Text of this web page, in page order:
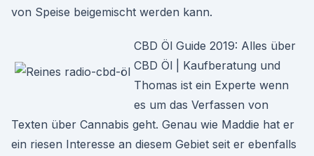
von Speise beigemischt werden kann.
CBD Öl Guide 2019: Alles über
CBD Öl | Kaufberatung und
Thomas ist ein Experte wenn
es um das Verfassen von
Texten über Cannabis geht. Genau wie Maddie hat er
ein riesen Interesse an diesem Gebiet seit er ebenfalls